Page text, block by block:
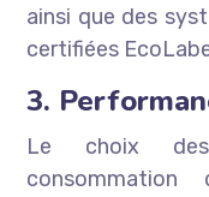
ainsi que des
certifiées
3.
Le choix
consommation